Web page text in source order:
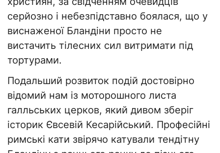
серйозно і небезпідставно боялася, що у
виснаженої Бландіни просто не
вистачить тілесних сил витримати під
тортурами.
​Подальший розвиток подій достовірно
відомий нам із моторошного листа
галльських церков, який дивом зберіг
історик Євсевій Кесарійський. Професійні
римські кати звірячо катували тендітну